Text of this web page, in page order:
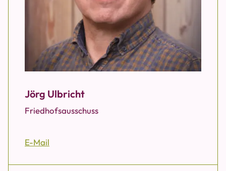
Jörg Ulbricht
Friedhofsausschuss
E-Mail